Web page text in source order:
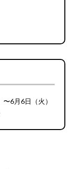
6月6日（火）